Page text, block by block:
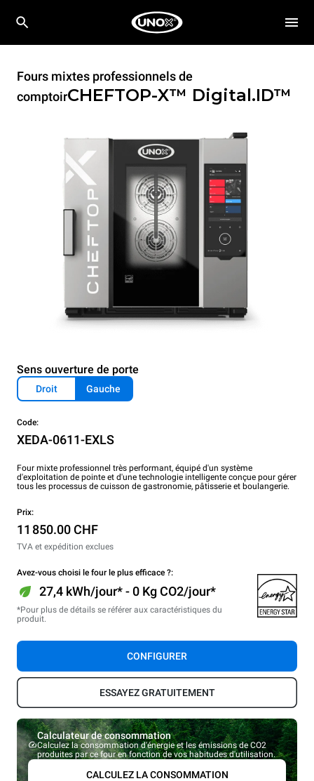
Fours mixtes professionnels de
comptoirCHEFTOP-X™ Digital.ID™
Sens ouverture de porte
Droit Gauche
Code:
XEDA-0611-EXLS
Four mixte professionnel très performant, équipé d'un système
d'exploitation de pointe et d'une technologie intelligente conçue pour gérer
tous les processus de cuisson de gastronomie, pâtisserie et boulangerie.
Prix:
11 850.00 CHF
TVA et expédition exclues
Avez-vous choisi le four le plus efficace ?:
27,4 kWh/jour* - 0 Kg CO2/jour*
*Pour plus de détails se référer aux caractéristiques du
produit.
CONFIGURER
ESSAYEZ GRATUITEMENT
Calculateur de consommation
Calculez la consommation d'énergie et les émissions de CO2
produites par ce four en fonction de vos habitudes d'utilisation.
CALCULEZ LA CONSOMMATION